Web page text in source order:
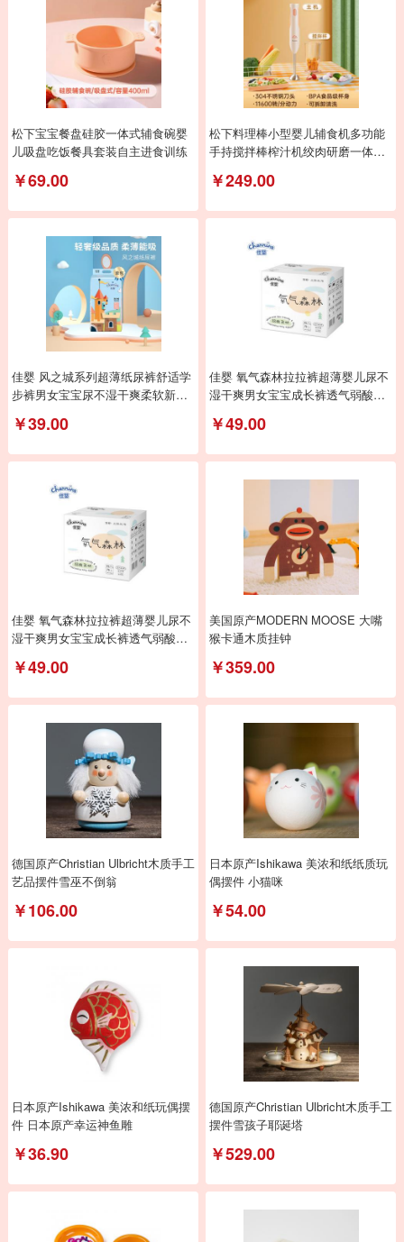
松下宝宝餐盘硅胶一体式辅食碗婴
儿吸盘吃饭餐具套装自主进食训练
￥69.00
松下料理棒小型婴儿辅食机多功能
手持搅拌棒榨汁机绞肉研磨一体机
￥249.00
佳婴 风之城系列超薄纸尿裤舒适学
步裤男女宝宝尿不湿干爽柔软新生
￥39.00
佳婴 氧气森林拉拉裤超薄婴儿尿不
湿干爽男女宝宝成长裤透气弱酸亲
￥49.00
佳婴 氧气森林拉拉裤超薄婴儿尿不
湿干爽男女宝宝成长裤透气弱酸亲
￥49.00
美国原产MODERN MOOSE 大嘴
猴卡通木质挂钟
￥359.00
德国原产Christian Ulbricht木质手工
艺品摆件雪巫不倒翁
￥106.00
日本原产Ishikawa 美浓和纸纸质玩
偶摆件 小猫咪
￥54.00
日本原产Ishikawa 美浓和纸玩偶摆
件 日本原产幸运神鱼雕
￥36.90
德国原产Christian Ulbricht木质手工
摆件雪孩子耶诞塔
￥529.00